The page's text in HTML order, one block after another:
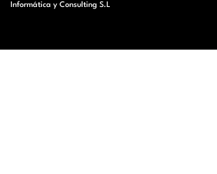
Informática y Consulting S.L